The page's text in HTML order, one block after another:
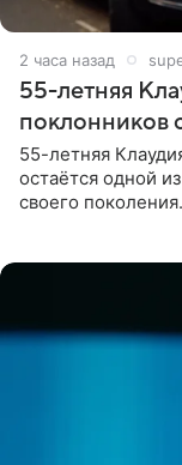
2 часа назад
55-летняя
поклонников
55-летняя
остаётся одной
своего